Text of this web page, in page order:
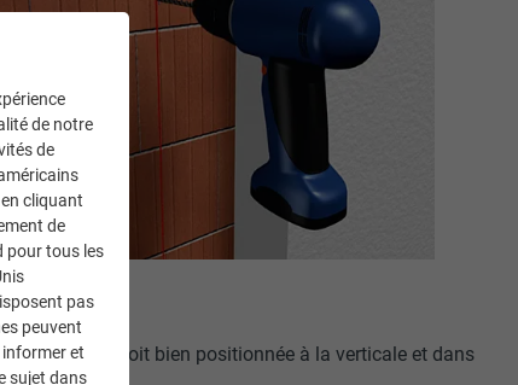
à ce qu’elle soit bien positionnée à la verticale et dans
de notre
de
cliquant
de
pour tous les
pas
peuvent
et
sujet dans